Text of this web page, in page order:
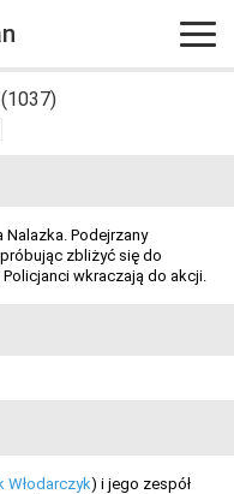
Nalazka. Podejrzany
zbliżyć się do
wkraczają do akcji.
Włodarczyk) i jego zespół